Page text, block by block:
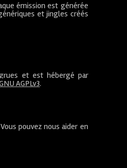
émission est générée
et jingles créés
et est hébergé par
AGPLv3.
pouvez nous aider en